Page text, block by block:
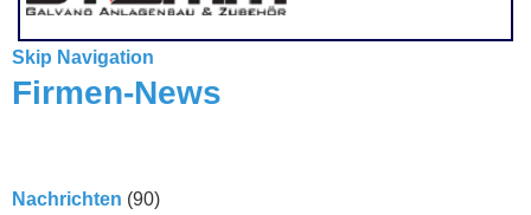
Skip Navigation
Firmen-News
Nachrichten (90)